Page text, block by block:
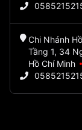
Chi Nhánh
Tầng 1, 34
Hồ Chí Minh